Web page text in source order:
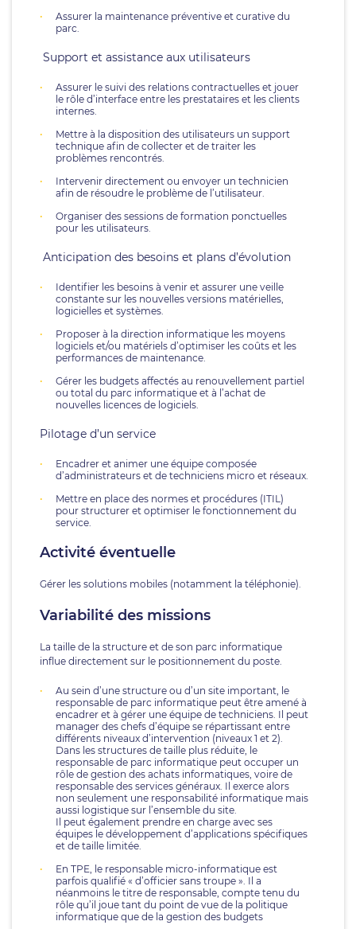
Assurer la maintenance préventive et curative du
parc.
Support et assistance aux utilisateurs
Assurer le suivi des relations contractuelles et jouer
le rôle d’interface entre les prestataires et les clients
internes.
Mettre à la disposition des utilisateurs un support
technique afin de collecter et de traiter les
problèmes rencontrés.
Intervenir directement ou envoyer un technicien
afin de résoudre le problème de l’utilisateur.
Organiser des sessions de formation ponctuelles
pour les utilisateurs.
Anticipation des besoins et plans d’évolution
Identifier les besoins à venir et assurer une veille
constante sur les nouvelles versions matérielles,
logicielles et systèmes.
Proposer à la direction informatique les moyens
logiciels et/ou matériels d’optimiser les coûts et les
performances de maintenance.
Gérer les budgets affectés au renouvellement partiel
ou total du parc informatique et à l’achat de
nouvelles licences de logiciels.
Pilotage d’un service
Encadrer et animer une équipe composée
d’administrateurs et de techniciens micro et réseaux.
Mettre en place des normes et procédures (ITIL)
pour structurer et optimiser le fonctionnement du
service.
Activité éventuelle
Gérer les solutions mobiles (notamment la téléphonie).
Variabilité des missions
La taille de la structure et de son parc informatique
influe directement sur le positionnement du poste.
Au sein d’une structure ou d’un site important, le
responsable de parc informatique peut être amené à
encadrer et à gérer une équipe de techniciens. Il peut
manager des chefs d’équipe se répartissant entre
différents niveaux d’intervention (niveaux 1 et 2).
Dans les structures de taille plus réduite, le
responsable de parc informatique peut occuper un
rôle de gestion des achats informatiques, voire de
responsable des services généraux. Il exerce alors
non seulement une responsabilité informatique mais
aussi logistique sur l’ensemble du site.
Il peut également prendre en charge avec ses
équipes le développement d’applications spécifiques
et de taille limitée.
En TPE, le responsable micro-informatique est
parfois qualifié « d’officier sans troupe ». Il a
néanmoins le titre de responsable, compte tenu du
rôle qu’il joue tant du point de vue de la politique
informatique que de la gestion des budgets